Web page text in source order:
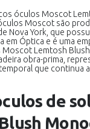
óculos Moscot
Moscot são
Nova York, que
em Óptica e é uma
Moscot Lemtosh
obra-prima,
que continua
de